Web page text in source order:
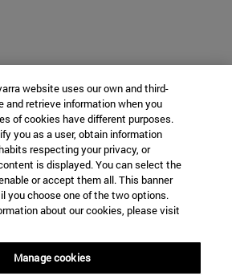
website uses our own and third-
and retrieve information when you
of cookies have different purposes.
you as a user, obtain information
respecting your privacy, or
is displayed. You can select the
or accept them all. This banner
you choose one of the two options.
about our cookies, please visit
Manage cookies